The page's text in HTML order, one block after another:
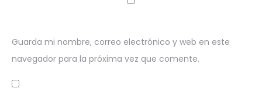
Guarda mi nombre, correo electrónico y web en este
navegador para la próxima vez que comente.